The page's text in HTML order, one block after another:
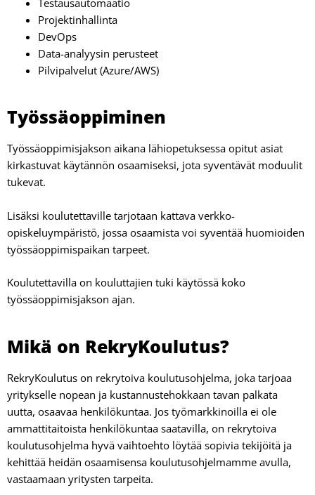
Testausautomaatio
Projektinhallinta
DevOps
Data-analyysin perusteet
Pilvipalvelut (Azure/AWS)
Työssäoppiminen
Työssäoppimisjakson aikana lähiopetuksessa opitut asiat
kirkastuvat käytännön osaamiseksi, jota syventävät moduulit
tukevat.
Lisäksi koulutettaville tarjotaan kattava verkko-
opiskeluympäristö, jossa osaamista voi syventää huomioiden
työssäoppimispaikan tarpeet.
Koulutettavilla on kouluttajien tuki käytössä koko
työssäoppimisjakson ajan.
Mikä on RekryKoulutus?
RekryKoulutus on rekrytoiva koulutusohjelma, joka tarjoaa
yritykselle nopean ja kustannustehokkaan tavan palkata
uutta, osaavaa henkilökuntaa. Jos työmarkkinoilla ei ole
ammattitaitoista henkilökuntaa saatavilla, on rekrytoiva
koulutusohjelma hyvä vaihtoehto löytää sopivia tekijöitä ja
kehittää heidän osaamisensa koulutusohjelmamme avulla,
vastaamaan yritysten tarpeita.